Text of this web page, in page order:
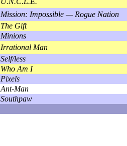
Mission: Impossible — Rogue Nation
The Gift
Minions
Irrational Man
Self/less
Who Am I
Pixels
Ant-Man
Southpaw